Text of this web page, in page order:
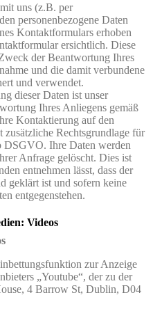
uns (z.B. per
personenbezogene Daten
Kontaktformulars erhoben
ersichtlich. Diese
der Beantwortung Ihres
und die damit verbundene
und verwendet.
dieser Daten ist unser
Ihres Anliegens gemäß
Kontaktierung auf den
zusätzliche Rechtsgrundlage für
DSGVO. Ihre Daten werden
Anfrage gelöscht. Dies ist
entnehmen lässt, dass der
geklärt ist und sofern keine
entgegenstehen.
Videos
zur Anzeige
„Youtube“, der zu der
4 Barrow St, Dublin, D04